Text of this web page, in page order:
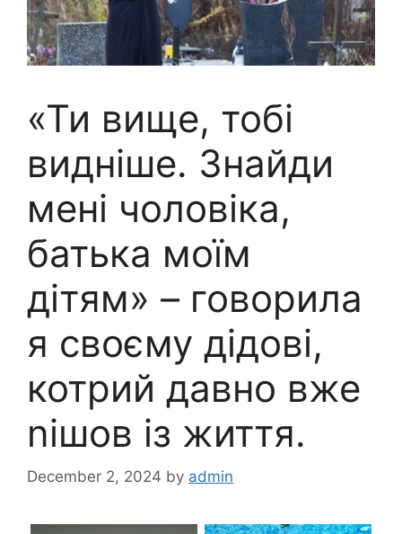
«Ти вище, тобі
видніше. Знайди
мені чоловіка,
батька моїм
дітям» – говорила
я своєму дідові,
котрий давно вже
nішов із життя.
December 2, 2024 by admin